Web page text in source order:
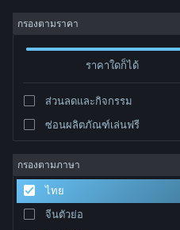
เข้าสู่ระบบ
ชุมชน
เกี่ยวกับ
ฝ่ายสนับสนุน
กรองตามราคา
ราคาใดก็ได้
ส่วนลดและกิจกรรม
ซ่อนผลิตภัณฑ์เล่นฟรี
กรองตามภาษา
ไทย
จีนตัวย่อ
ผู้พัฒนา: Sword N' Wands
จัดเรียงตาม